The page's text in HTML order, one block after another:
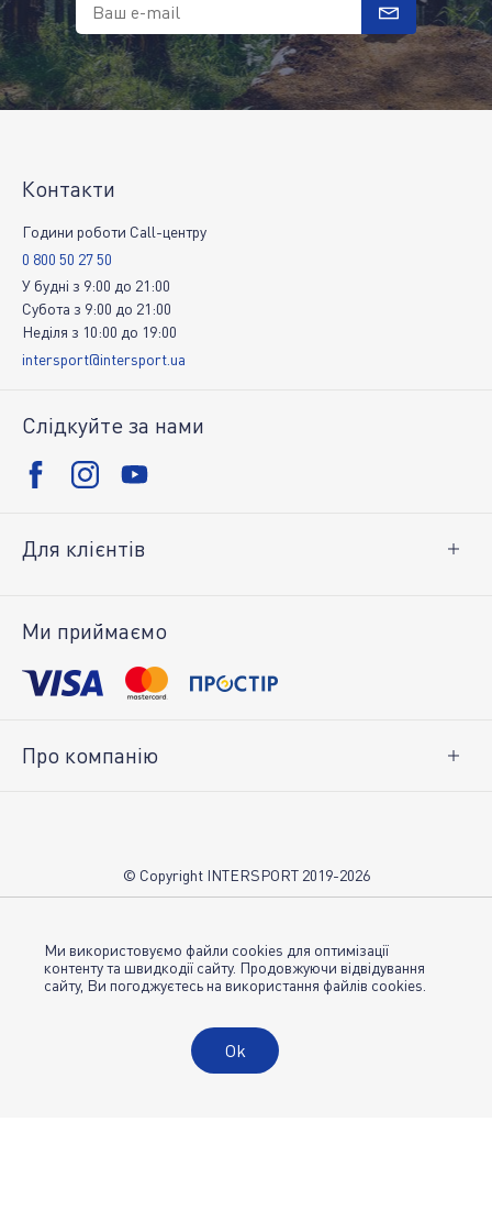
Ваш e-mail
Контакти
Години роботи Call-центру
0 800 50 27 50
У будні з 9:00 до 21:00
Субота з 9:00 до 21:00
Неділя з 10:00 до 19:00
intersport@intersport.ua
Слідкуйте за нами
Для клієнтів
Повернення товару
Ми приймаємо
Про компанію
Магазини INTERSPORT
© Copyright INTERSPORT 2019-2026
Політика конфіденційності
Публічна оферта
Ми використовуємо файли cookies для оптимізації
контенту та швидкодії сайту. Продовжуючи відвідування
сайту, Ви погоджуєтесь на використання файлів cookies.
Ok